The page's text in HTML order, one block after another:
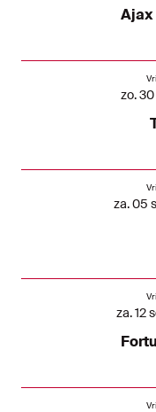
Ajax
zo.
za. 05
za. 12